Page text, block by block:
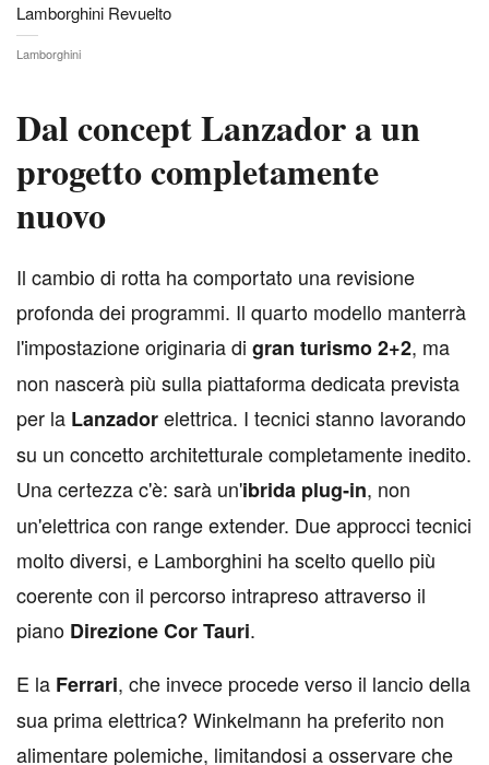
Lamborghini Revuelto
Lamborghini
Dal concept Lanzador a un
progetto completamente
nuovo
Il cambio di rotta ha comportato una revisione
profonda dei programmi. Il quarto modello manterrà
l'impostazione originaria di gran turismo 2+2, ma
non nascerà più sulla piattaforma dedicata prevista
per la Lanzadorelettrica. I tecnici stanno lavorando
su un concetto architetturale completamente inedito.
Una certezza c'è: sarà un'ibrida plug‑in, non
un'elettrica con range extender. Due approcci tecnici
molto diversi, e Lamborghini ha scelto quello più
coerente con il percorso intrapreso attraverso il
piano Direzione Cor Tauri.
E la Ferrari, che invece procede verso il lancio della
sua prima elettrica? Winkelmann ha preferito non
alimentare polemiche, limitandosi a osservare che